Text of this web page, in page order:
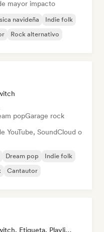
mayor impacto
navideña
Indie folk
Rock alternativo
popGarage rock
YouTube, SoundCloud o
Dream pop
Indie folk
Cantautor
Canal De YouTube/Twitch, Etiqueta, Playlist Curator